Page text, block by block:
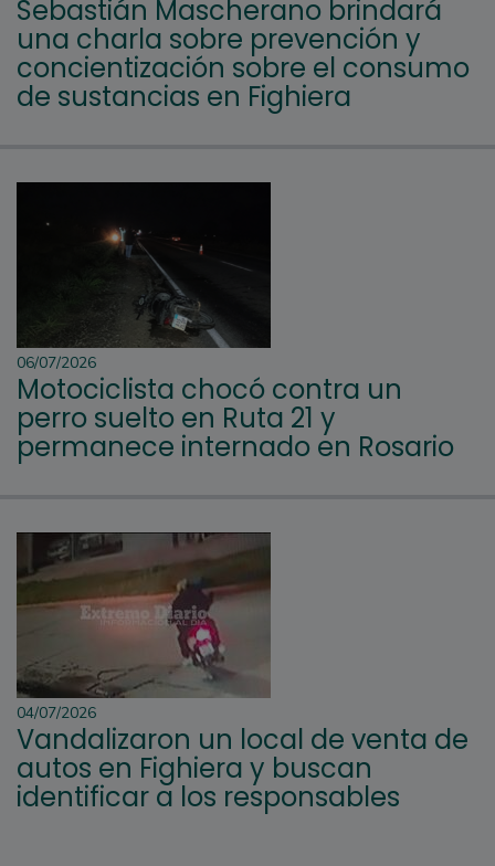
Sebastián Mascherano brindará
una charla sobre prevención y
concientización sobre el consumo
de sustancias en Fighiera
06/07/2026
Motociclista chocó contra un
perro suelto en Ruta 21 y
permanece internado en Rosario
04/07/2026
Vandalizaron un local de venta de
autos en Fighiera y buscan
identificar a los responsables